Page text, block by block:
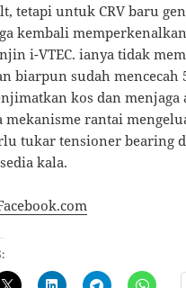
tetapi untuk CRV baru
kembali
i-VTEC. ianya tidak
biarpun sudah mencecah
kos dan menjaga
mekanisme rantai
tukar tensioner bearing
kala.